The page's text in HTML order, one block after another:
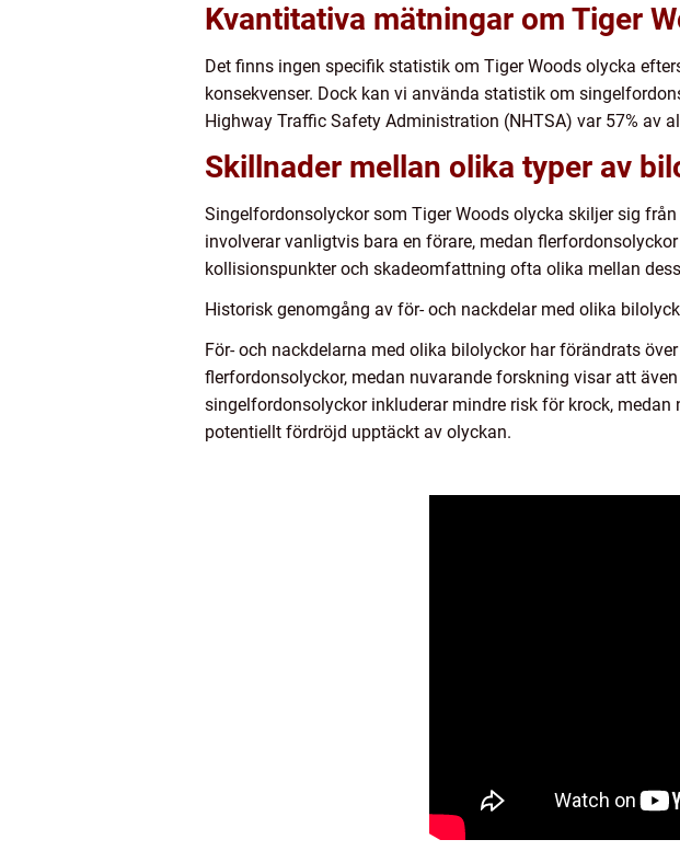
Kvantitativa mätningar om Tiger
Det finns ingen specifik statistik om Tiger Woods olycka
konsekvenser. Dock kan vi använda statistik om
Highway Traffic Safety Administration (NHTSA) var 57% av
Skillnader mellan olika typer av
Singelfordonsolyckor som Tiger Woods olycka skiljer sig
involverar vanligtvis bara en förare, medan
kollisionspunkter och skadeomfattning ofta olika mellan
Historisk genomgång av för- och nackdelar med olika
För- och nackdelarna med olika bilolyckor har förändrats
flerfordonsolyckor, medan nuvarande forskning visar att
singelfordonsolyckor inkluderar mindre risk för krock,
potentiellt fördröjd upptäckt av olyckan.